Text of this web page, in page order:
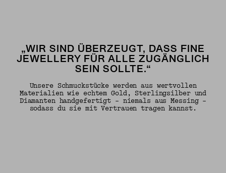
„WIR SIND ÜBERZEUGT, DASS FINE
JEWELLERY FÜR ALLE ZUGÄNGLICH
SEIN SOLLTE.“
Unsere Schmuckstücke werden aus wertvollen
Materialien wie echtem Gold, Sterlingsilber und
Diamanten handgefertigt – niemals aus Messing –
sodass du sie mit Vertrauen tragen kannst.